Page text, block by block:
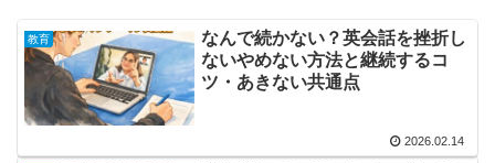
教育
なんで続かない？英会話を挫折し
ないやめない方法と継続するコ
ツ・あきない共通点
2026.02.14